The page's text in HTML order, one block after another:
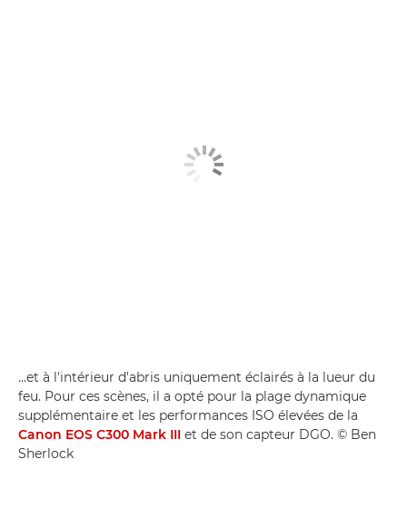
…et à l'intérieur d'abris uniquement éclairés à la lueur du
feu. Pour ces scènes, il a opté pour la plage dynamique
supplémentaire et les performances ISO élevées de la
Canon EOS C300 Mark III et de son capteur DGO. © Ben
Sherlock